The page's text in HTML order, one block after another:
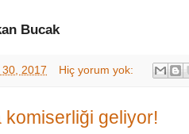
Bucak
30, 2017 Hiç yorum yok:
komiserliği geliyor!